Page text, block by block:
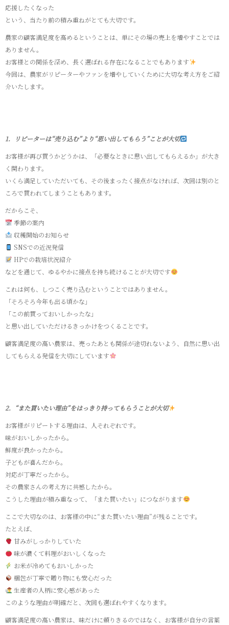
応援したくなった
という、当たり前の積み重ねがとても大切です。
農家の顧客満足度を高めるということは、単にその場の売上を増やすことでは
ありません。
お客様との関係を深め、長く選ばれる存在になることでもあります
今回は、農家がリピーターやファンを増やしていくために大切な考え方をご紹
介いたします。
1．リピーターは“売り込む”より“思い出してもらう”ことが大切
お客様が再び買うかどうかは、「必要なときに思い出してもらえるか」が大き
く関わります。
いくら満足していただいても、その後まったく接点がなければ、次回は別のと
ころで買われてしまうこともあります。
だからこそ、
季節の案内
収穫開始のお知らせ
SNSでの近況発信
HPでの栽培状況紹介
などを通じて、ゆるやかに接点を持ち続けることが大切です
これは何も、しつこく売り込むということではありません。
「そろそろ今年も出る頃かな」
「この前買っておいしかったな」
と思い出していただけるきっかけをつくることです。
顧客満足度の高い農家は、売ったあとも関係が途切れないよう、自然に思い出
してもらえる発信を大切にしています
2．“また買いたい理由”をはっきり持ってもらうことが大切
お客様がリピートする理由は、人それぞれです。
味がおいしかったから。
鮮度が良かったから。
子どもが喜んだから。
対応が丁寧だったから。
その農家さんの考え方に共感したから。
こうした理由が積み重なって、「また買いたい」につながります
ここで大切なのは、お客様の中に“また買いたい理由”が残ることです。
たとえば、
甘みがしっかりしていた
味が濃くて料理がおいしくなった
お米が冷めてもおいしかった
梱包が丁寧で贈り物にも安心だった
生産者の人柄に安心感があった
このような理由が明確だと、次回も選ばれやすくなります。
顧客満足度の高い農家は、味だけに頼りきるのではなく、お客様が自分の言葉